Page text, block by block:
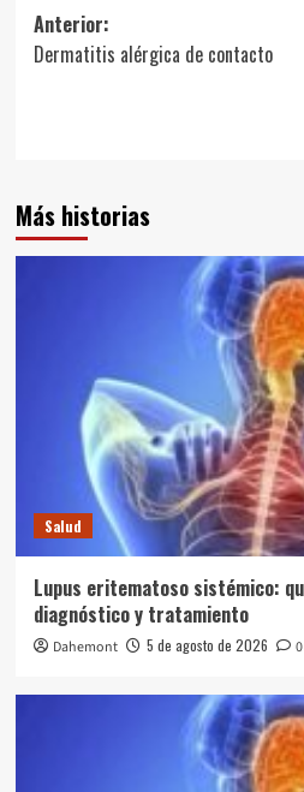
Navegación
de
Anterior:
Dermatitis alérgica de contacto
Más historias
Salud
Lupus eritematoso sistémico:
diagnóstico y tratamiento
Dahemont 5 de agosto de 2026 0